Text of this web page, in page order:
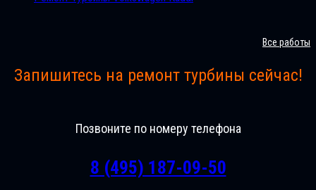
Все работы
Запишитесь на ремонт турбины сейчас!
Позвоните по номеру телефона
8 (495) 187-09-50